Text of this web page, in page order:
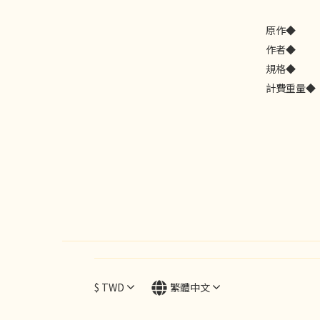
原作◆
作者◆
規格◆
計費重量◆
$ TWD 繁體中文